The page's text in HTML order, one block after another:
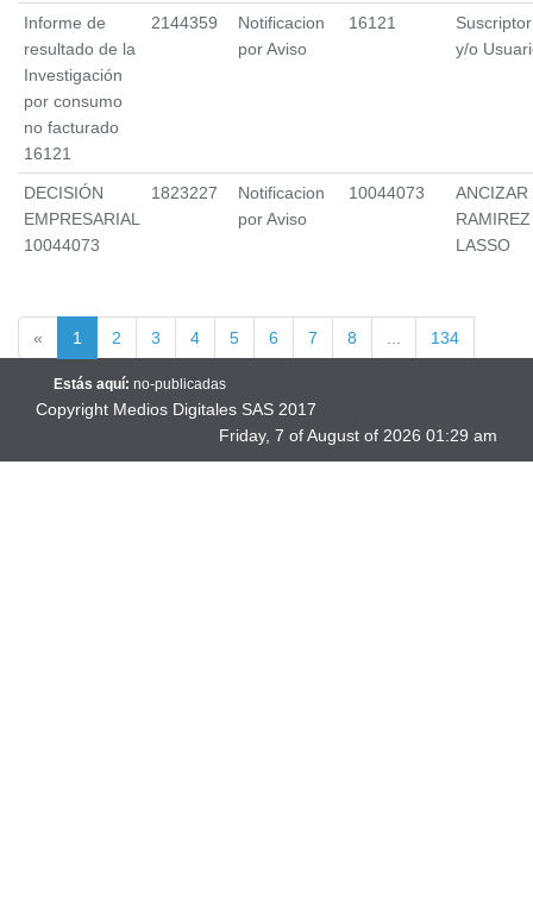
Informe de
resultado de la
Investigación
por consumo
no facturado
16121
2144359
Notificacion
por Aviso
16121
Suscriptor
y/o
DECISIÓN
EMPRESARIAL
10044073
1823227
Notificacion
por Aviso
10044073
ANCIZAR
RAMIREZ
LASSO
« 1 2 3 4 5 6 7 8 134
135 »
Estás aquí: no-publicadas
Copyright Medios Digitales SAS 2017
Friday, 7 of August of 2026 01:29 am